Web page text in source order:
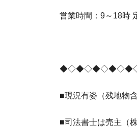
営業時間：9～18時
■現況有姿（残地物含
■司法書士は売主（